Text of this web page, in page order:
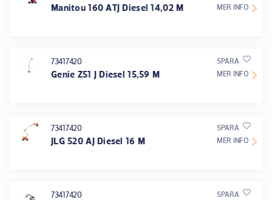
Manitou 160 ATJ Diesel 14,02 M
MER INFO
73417420
Genie Z51 J Diesel 15,59 M
SPARA
MER INFO
73417420
JLG 520 AJ Diesel 16 M
SPARA
MER INFO
73417420
SPARA